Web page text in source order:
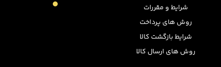
شرایط و مقررات
روش های پرداخت
شرایط بازگشت کالا
روش های ارسال کالا